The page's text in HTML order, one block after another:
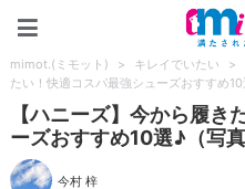
mimot.(ミモット) > キレイでいたい >
たい！快適コスパ最強シューズおすすめ
【ハニーズ】今から履き
ーズおすすめ10選♪（写
今村 梓